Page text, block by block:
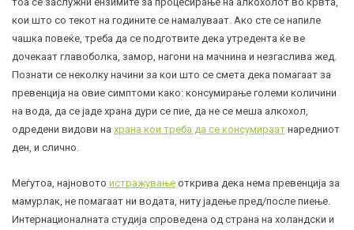
кои што со текот на годините се намалуваат. Ако сте се напиле
чашка повеќе, треба да се подготвите дека утредента ќе ве
дочекаат главоболка, замор, нагони на мачнина и незгаслива жед.
Познати се неколку начини за кои што се смета дека помагаат за
превенција на овие симптоми како: консумирање големи количини
на вода, да се јаде храна дури се пие, да не се меша алкохол,
одредени видови на храна кои треба да се консумираат наредниот
ден, и слично.
Меѓутоа, најновото истражување открива дека нема превенција за
мамурлак, не помагаат ни водата, ниту јадење пред/после пиење.
Интернационалната студија спроведена од страна на холандски и